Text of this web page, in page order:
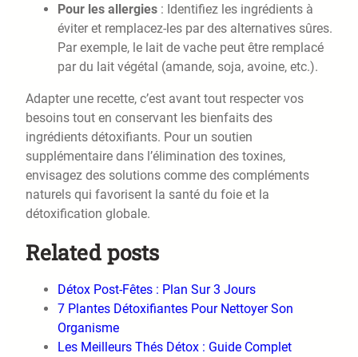
Pour les allergies : Identifiez les ingrédients à
éviter et remplacez-les par des alternatives sûres.
Par exemple, le lait de vache peut être remplacé
par du lait végétal (amande, soja, avoine, etc.).
Adapter une recette, c’est avant tout respecter vos
besoins tout en conservant les bienfaits des
ingrédients détoxifiants. Pour un soutien
supplémentaire dans l’élimination des toxines,
envisagez des solutions comme des compléments
naturels qui favorisent la santé du foie et la
détoxification globale.
Related posts
Détox Post-Fêtes : Plan Sur 3 Jours
7 Plantes Détoxifiantes Pour Nettoyer Son
Organisme
Les Meilleurs Thés Détox : Guide Complet